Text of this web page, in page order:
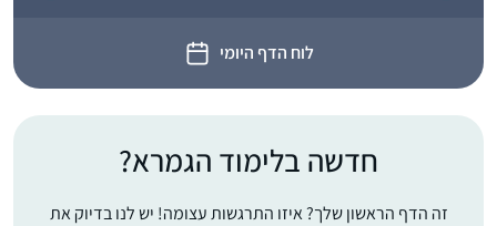
לוח הדף היומי
חדשה בלימוד הגמרא?
זה הדף הראשון שלך? איזו התרגשות עצומה! יש לנו בדיוק את